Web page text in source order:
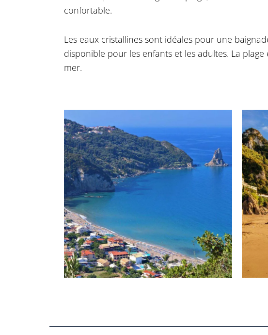
confortable.
Les eaux cristallines sont idéales pour une
disponible pour les enfants et les adultes. La
mer.